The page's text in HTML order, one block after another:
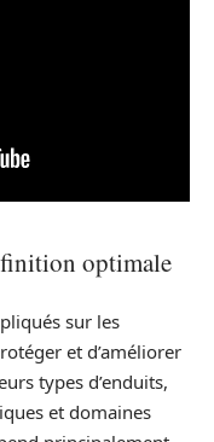
optimale
sur les
et d’améliorer
types d’enduits,
et domaines